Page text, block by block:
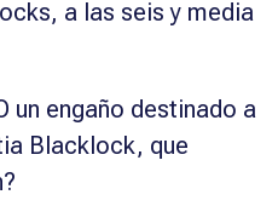
a las seis y media
un engaño destinado a
Blacklock, que